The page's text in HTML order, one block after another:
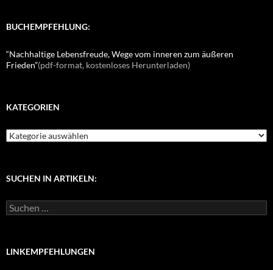
BUCHEMPFEHLUNG:
“Nachhaltige Lebensfreude, Wege vom inneren zum äußeren
Frieden”(pdf-format, kostenloses Herunterladen)
KATEGORIEN
K
g
r
SUCHEN IN ARTIKELN:
S
u
eLINKEMPFEHLUNGEN